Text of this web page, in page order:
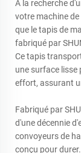
À la recherche
votre machine
que le tapis de
fabriqué par
Ce tapis
une surface
effort, assurant
Fabriqué par
d'une décennie
convoyeurs de
conçu pour